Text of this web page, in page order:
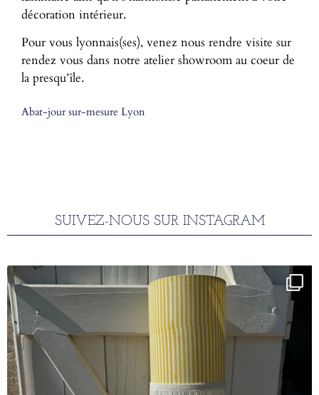
décoration intérieur.
Pour vous lyonnais(ses), venez nous rendre visite sur
rendez vous dans notre atelier showroom au coeur de
la presqu’île.
Abat-jour sur-mesure Lyon
SUIVEZ-NOUS SUR INSTAGRAM